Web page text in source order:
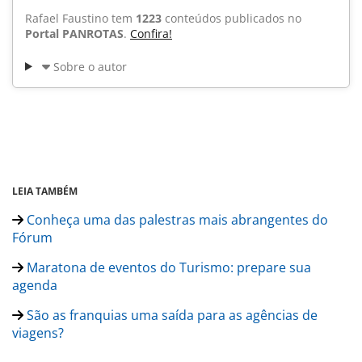
Rafael Faustino tem 1223 conteúdos publicados no
Portal PANROTAS. Confira!
Sobre o autor
LEIA TAMBÉM
Conheça uma das palestras mais abrangentes do
Fórum
Maratona de eventos do Turismo: prepare sua
agenda
São as franquias uma saída para as agências de
viagens?